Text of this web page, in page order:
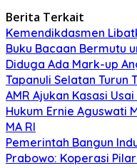
Berita Terkait
Kemendikdasmen
Buku Bacaan Bermutu
Diduga Ada Mark-up
Tapanuli Selatan Turun
AMR Ajukan Kasasi
Hukum Ernie Aguswati
MA RI
Pemerintah Bangun
Prabowo: Koperasi